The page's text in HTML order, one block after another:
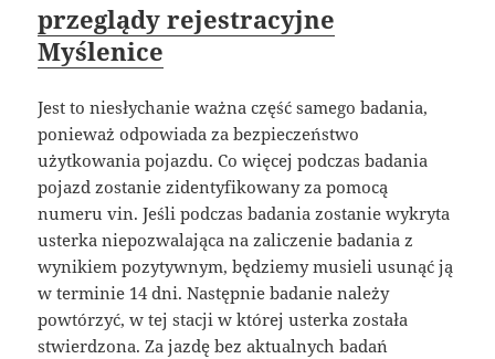
przeglądy rejestracyjne
Myślenice
Jest to niesłychanie ważna część samego badania,
ponieważ odpowiada za bezpieczeństwo
użytkowania pojazdu. Co więcej podczas badania
pojazd zostanie zidentyfikowany za pomocą
numeru vin. Jeśli podczas badania zostanie wykryta
usterka niepozwalająca na zaliczenie badania z
wynikiem pozytywnym, będziemy musieli usunąć ją
w terminie 14 dni. Następnie badanie należy
powtórzyć, w tej stacji w której usterka została
stwierdzona. Za jazdę bez aktualnych badań